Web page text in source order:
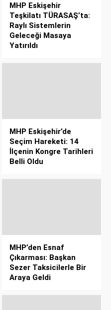
MHP Eskişehir
Teşkilatı TÜRASAŞ’ta:
Raylı Sistemlerin
Geleceği Masaya
Yatırıldı
MHP Eskişehir’de
Seçim Hareketi: 14
İlçenin Kongre Tarihleri
Belli Oldu
MHP’den Esnaf
Çıkarması: Başkan
Sezer Taksicilerle Bir
Araya Geldi